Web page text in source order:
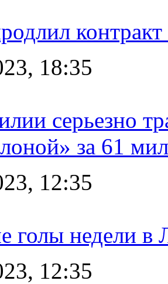
18:35
серьезно
за 61
12:35
голы недели в
12:35